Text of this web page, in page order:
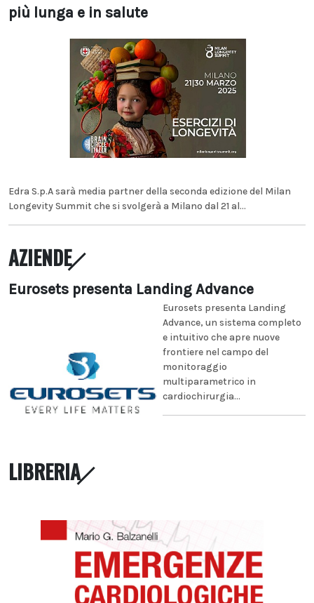
più lunga e in salute
Edra S.p.A sarà media partner della seconda edizione del Milan
Longevity Summit che si svolgerà a Milano dal 21 al...
AZIENDE
Eurosets presenta Landing Advance
Eurosets presenta Landing
Advance, un sistema completo
e intuitivo che apre nuove
frontiere nel campo del
monitoraggio
multiparametrico in
cardiochirurgia...
LIBRERIA